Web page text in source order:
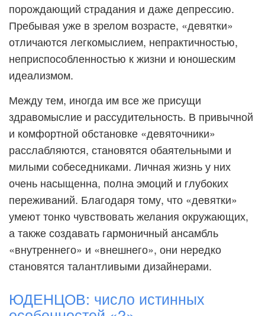
порождающий страдания и даже депрессию.
Пребывая уже в зрелом возрасте, «девятки»
отличаются легкомыслием, непрактичностью,
неприспособленностью к жизни и юношеским
идеализмом.
Между тем, иногда им все же присущи
здравомыслие и рассудительность. В привычной
и комфортной обстановке «девяточники»
расслабляются, становятся обаятельными и
милыми собеседниками. Личная жизнь у них
очень насыщенна, полна эмоций и глубоких
переживаний. Благодаря тому, что «девятки»
умеют тонко чувствовать желания окружающих,
а также создавать гармоничный ансамбль
«внутреннего» и «внешнего», они нередко
становятся талантливыми дизайнерами.
ЮДЕНЦОВ: число истинных